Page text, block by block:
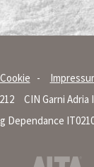
CIN Garni Adria
Dependance